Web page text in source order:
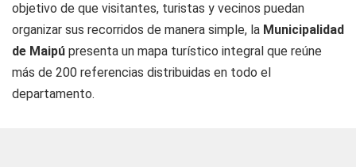
objetivo de que visitantes, turistas y vecinos puedan
organizar sus recorridos de manera simple, la Municipalidad
de Maipú presenta un mapa turístico integral que reúne
más de 200 referencias distribuidas en todo el
departamento.